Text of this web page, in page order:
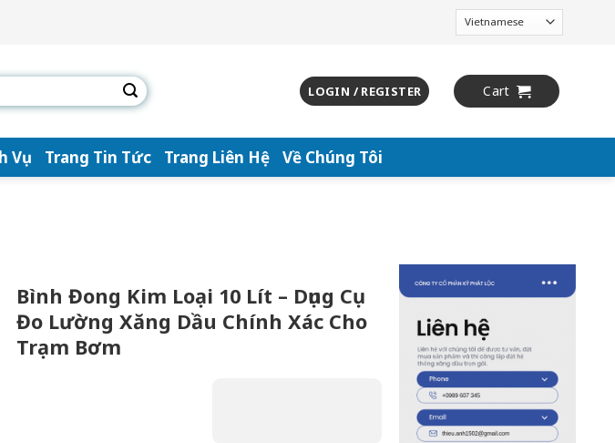
LOGIN / REGISTER Cart
Vụ Trang Tin Tức Trang Liên Hệ Về Chúng Tôi
Bình Đong Kim Loại 10 Lít – Dụng Cụ
Đo Lường Xăng Dầu Chính Xác Cho
Trạm Bơm